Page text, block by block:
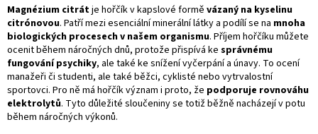
Magnézium citrátje hořčík v kapslové formě vázaný na kyselinu
citrónovou. Patří mezi esenciální minerální látky a podílí se na mnoha
biologických procesech v našem organismu. Příjem hořčíku můžete
ocenit během náročných dnů, protože přispívá ke správnému
fungování psychiky, ale také ke snížení vyčerpání a únavy. To ocení
manažeři či studenti, ale také běžci, cyklisté nebo vytrvalostní
sportovci. Pro ně má hořčík význam i proto, že podporuje rovnováhu
elektrolytů. Tyto důležité sloučeniny se totiž běžně nacházejí v potu
během náročných výkonů.